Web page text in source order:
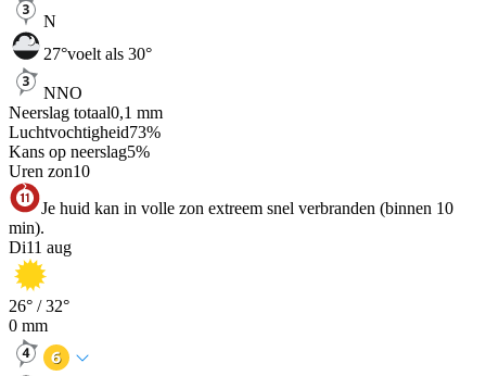
N
27°voelt als 30°
NNO
Neerslag totaal0,1 mm
Luchtvochtigheid73%
Kans op neerslag5%
Uren zon10
Je huid kan in volle zon extreem snel verbranden (binnen 10
min).
Di11 aug
26° /32°
0 mm